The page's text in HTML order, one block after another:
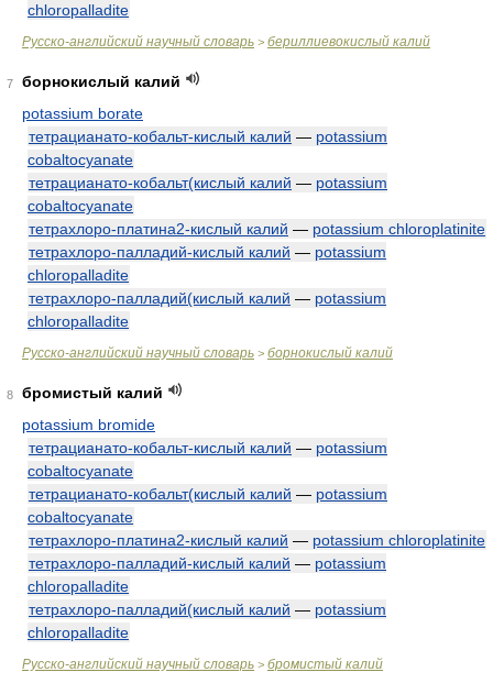
chloropalladite
Русско-английский научный словарь > бериллиевокислый калий
7
борнокислый калий
potassium borate
тетрацианато-кобальт-кислый калий — potassium
cobaltocyanate
тетрацианато-кобальт(кислый калий — potassium
cobaltocyanate
тетрахлоро-платина2-кислый калий — potassium chloroplatinite
тетрахлоро-палладий-кислый калий — potassium
chloropalladite
тетрахлоро-палладий(кислый калий — potassium
chloropalladite
Русско-английский научный словарь > борнокислый калий
8
бромистый калий
potassium bromide
тетрацианато-кобальт-кислый калий — potassium
cobaltocyanate
тетрацианато-кобальт(кислый калий — potassium
cobaltocyanate
тетрахлоро-платина2-кислый калий — potassium chloroplatinite
тетрахлоро-палладий-кислый калий — potassium
chloropalladite
тетрахлоро-палладий(кислый калий — potassium
chloropalladite
Русско-английский научный словарь > бромистый калий